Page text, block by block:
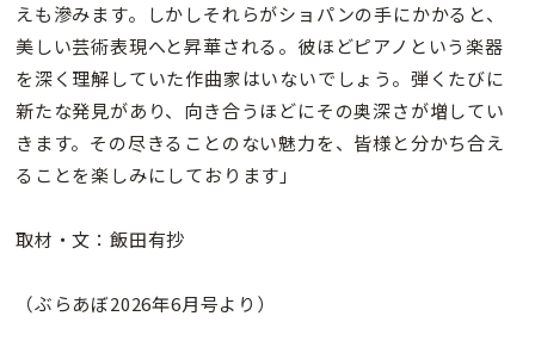
えも滲みます。しかしそれらがショパンの手にかかると、
美しい芸術表現へと昇華される。彼ほどピアノという楽器
を深く理解していた作曲家はいないでしょう。弾くたびに
新たな発見があり、向き合うほどにその奥深さが増してい
きます。その尽きることのない魅力を、皆様と分かち合え
ることを楽しみにしております」
取材・文：飯田有抄
（ぶらあぼ2026年6月号より）